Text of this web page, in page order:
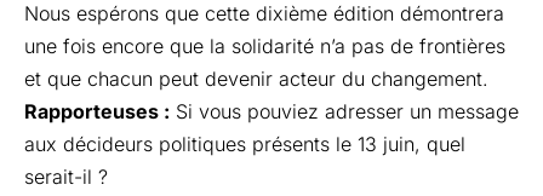
Nous espérons que cette dixième édition démontrera
une fois encore que la solidarité n’a pas de frontières
et que chacun peut devenir acteur du changement.
Rapporteuses : Si vous pouviez adresser un message
aux décideurs politiques présents le 13 juin, quel
serait-il ?